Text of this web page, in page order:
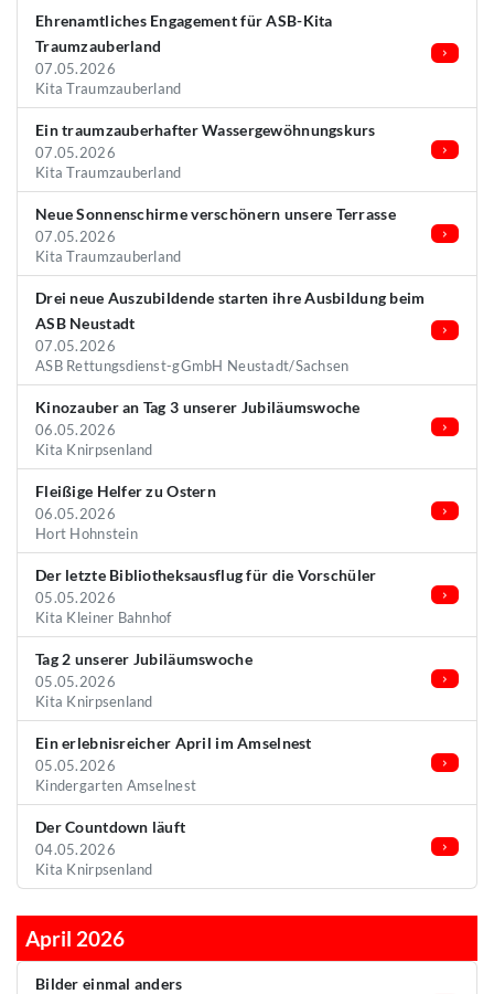
Ehrenamtliches Engagement für ASB-Kita
Traumzauberland
07.05.2026
Kita Traumzauberland
Ein traumzauberhafter Wassergewöhnungskurs
07.05.2026
Kita Traumzauberland
Neue Sonnenschirme verschönern unsere Terrasse
07.05.2026
Kita Traumzauberland
Drei neue Auszubildende starten ihre Ausbildung beim
ASB Neustadt
07.05.2026
ASB Rettungsdienst-gGmbH Neustadt/Sachsen
Kinozauber an Tag 3 unserer Jubiläumswoche
06.05.2026
Kita Knirpsenland
Fleißige Helfer zu Ostern
06.05.2026
Hort Hohnstein
Der letzte Bibliotheksausflug für die Vorschüler
05.05.2026
Kita Kleiner Bahnhof
Tag 2 unserer Jubiläumswoche
05.05.2026
Kita Knirpsenland
Ein erlebnisreicher April im Amselnest
05.05.2026
Kindergarten Amselnest
Der Countdown läuft
04.05.2026
Kita Knirpsenland
April 2026
Bilder einmal anders